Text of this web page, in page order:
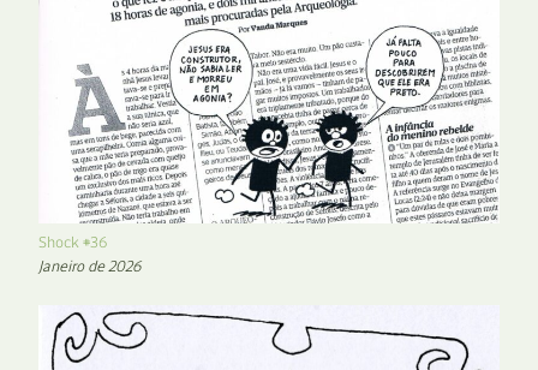
Shock #36
Janeiro de 2026